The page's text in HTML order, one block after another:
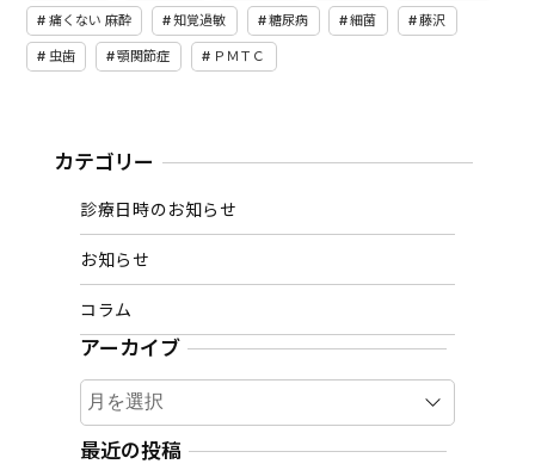
痛くない 麻酔 知覚過敏 糖尿病 細菌 藤沢
虫歯 顎関節症 ＰＭＴＣ
カテゴリー
診療日時のお知らせ
お知らせ
コラム
アーカイブ
ア
ー
カ
最近の投稿